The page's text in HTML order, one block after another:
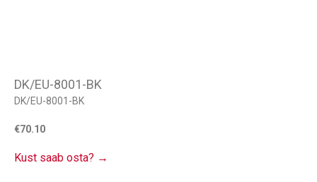
DK/EU-8001-BK
DK/EU-8001-BK
€70.10
Kust saab osta? →